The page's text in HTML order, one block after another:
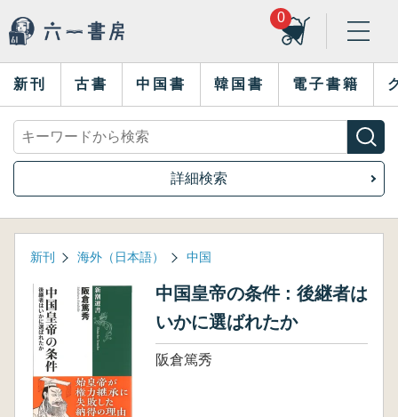
0
新刊 古書 中国書 韓国書 電子書籍
詳細検索
新刊 海外（日本語） 中国
中国皇帝の条件 : 後継者は
いかに選ばれたか
阪倉篤秀